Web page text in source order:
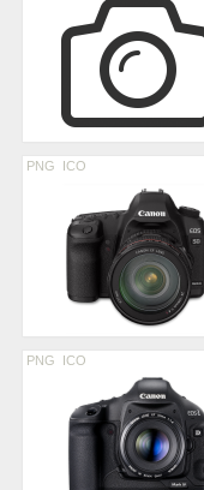
PNG ICO
PNG ICO